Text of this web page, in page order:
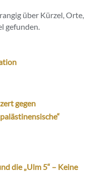
über Kürzel, Orte,
gefunden.
gegen
die „Ulm 5“ – Keine